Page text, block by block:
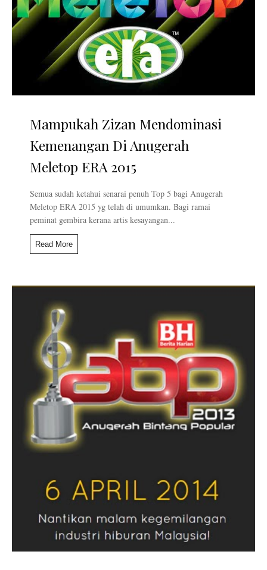
Mampukah Zizan Mendominasi
Kemenangan Di Anugerah
Meletop ERA 2015
Semua sudah ketahui senarai penuh Top 5 bagi Anugerah
Meletop ERA 2015 yg telah di umumkan. Bagi ramai
peminat gembira kerana artis kesayangan...
Read More